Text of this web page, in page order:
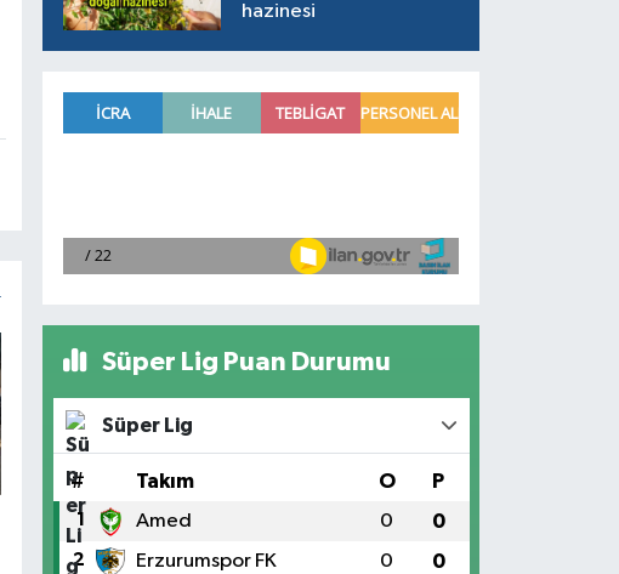
hazinesi
Süper Lig Puan Durumu
Süper Lig
# Takım O P
1 Amed 0 0
2 Erzurumspor FK 0 0